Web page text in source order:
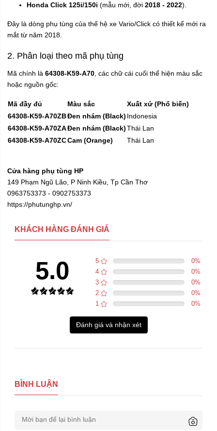
Honda Click 125i/150i (mẫu mới, đời 2018 - 2022).
Đây là dòng phụ tùng của thế hệ xe Vario/Click có thiết kế mới ra
mắt từ năm 2018.
2. Phân loại theo mã phụ tùng
Mã chính là 64308-K59-A70 , các chữ cái cuối thể hiện màu sắc
hoặc nguồn gốc:
Mã đầy đủ Màu sắc
Xuất xứ (Phổ biến)
64308-K59-A70ZBĐen nhám (Black) Indonesia
64308-K59-A70ZAĐen nhám (Black)Thái Lan
64308-K59-A70ZCCam (Orange) Thái Lan
Cửa hàng phụ tùng HP
149 Phạm Ngũ Lão, P Ninh Kiều, Tp Cần Thơ
0963753373 - 0902753373
https://phutunghp.vn/
KHÁCH HÀNG ĐÁNH GIÁ
5.0 5 0%
4
0%
3
0%
2
0%
1
0%
Đánh giá và nhận xét
BÌNH LUẬN